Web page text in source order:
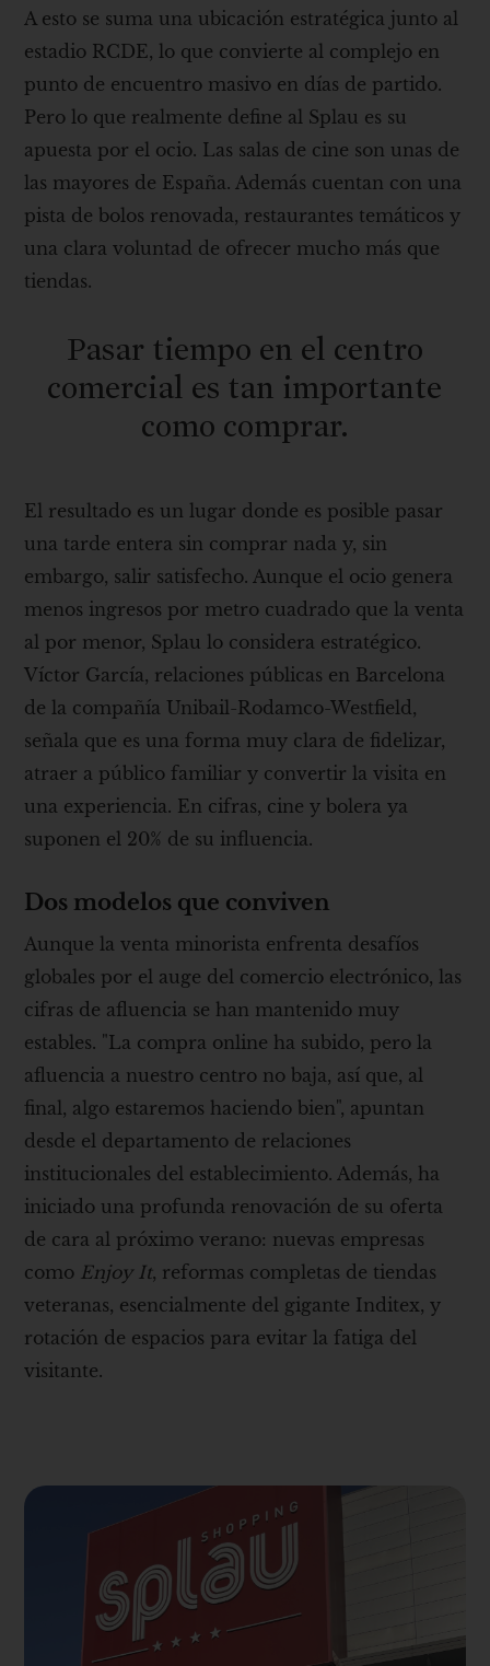
A esto se suma una ubicación estratégica junto al
estadio RCDE, lo que convierte al complejo en
punto de encuentro masivo en días de partido.
Pero lo que realmente define al Splau es su
apuesta por el ocio. Las salas de cine son unas de
las mayores de España. Además cuentan con una
pista de bolos renovada, restaurantes temáticos y
una clara voluntad de ofrecer mucho más que
tiendas.
Pasar tiempo en el centro
comercial es tan importante
como comprar.
El resultado es un lugar donde es posible pasar
una tarde entera sin comprar nada y, sin
embargo, salir satisfecho. Aunque el ocio genera
menos ingresos por metro cuadrado que la venta
al por menor, Splau lo considera estratégico.
Víctor García, relaciones públicas en Barcelona
de la compañía Unibail-Rodamco-Westfield,
señala que es una forma muy clara de fidelizar,
atraer a público familiar y convertir la visita en
una experiencia. En cifras, cine y bolera ya
suponen el 20% de su influencia.
Dos modelos que conviven
Aunque la venta minorista enfrenta desafíos
globales por el auge del comercio electrónico, las
cifras de afluencia se han mantenido muy
estables. "La compra online ha subido, pero la
afluencia a nuestro centro no baja, así que, al
final, algo estaremos haciendo bien", apuntan
desde el departamento de relaciones
institucionales del establecimiento. Además, ha
iniciado una profunda renovación de su oferta
de cara al próximo verano: nuevas empresas
como Enjoy It, reformas completas de tiendas
veteranas, esencialmente del gigante Inditex, y
rotación de espacios para evitar la fatiga del
visitante.